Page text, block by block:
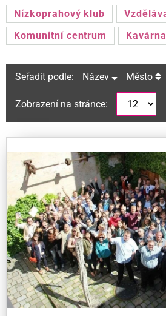
Nízkoprahový klub
Komunitní centrum
Kavárna
Seřadit podle: Název Město
Zobrazení na stránce: